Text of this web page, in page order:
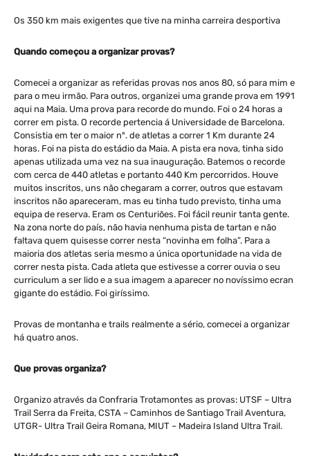
Os 350 km mais exigentes que tive na minha carreira desportiva
Quando começou a organizar provas?
Comecei a organizar as referidas provas nos anos 80, só para mim e
para o meu irmão. Para outros, organizei uma grande prova em 1991
aqui na Maia. Uma prova para recorde do mundo. Foi o 24 horas a
correr em pista. O recorde pertencia á Universidade de Barcelona.
Consistia em ter o maior nº. de atletas a correr 1 Km durante 24
horas. Foi na pista do estádio da Maia. A pista era nova, tinha sido
apenas utilizada uma vez na sua inauguração. Batemos o recorde
com cerca de 440 atletas e portanto 440 Km percorridos. Houve
muitos inscritos, uns não chegaram a correr, outros que estavam
inscritos não apareceram, mas eu tinha tudo previsto, tinha uma
equipa de reserva. Eram os Centuriões. Foi fácil reunir tanta gente.
Na zona norte do país, não havia nenhuma pista de tartan e não
faltava quem quisesse correr nesta “novinha em folha”. Para a
maioria dos atletas seria mesmo a única oportunidade na vida de
correr nesta pista. Cada atleta que estivesse a correr ouvia o seu
curriculum a ser lido e a sua imagem a aparecer no novíssimo ecran
gigante do estádio. Foi giríssimo.
Provas de montanha e trails realmente a sério, comecei a organizar
há quatro anos.
Que provas organiza?
Organizo através da Confraria Trotamontes as provas: UTSF – Ultra
Trail Serra da Freita, CSTA – Caminhos de Santiago Trail Aventura,
UTGR- Ultra Trail Geira Romana, MIUT – Madeira Island Ultra Trail.